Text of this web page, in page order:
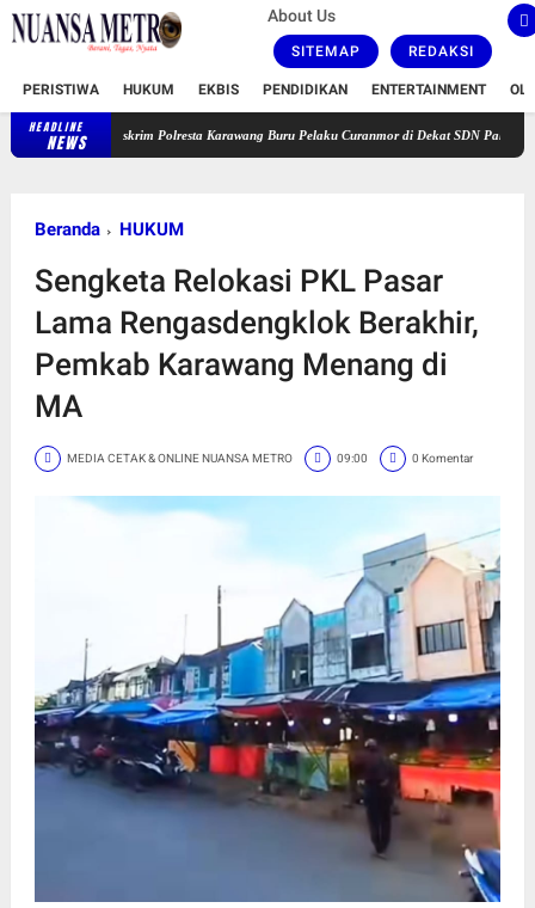
About Us
SITEMAP REDAKSI
PERISTIWA HUKUM EKBIS PENDIDIKAN ENTERTAINMENT
HEADLINE
NEWS
Satreskrim Polresta Karawang Buru Pelaku Curanmor di Dekat SDN Palumbonsari I,
Beranda HUKUM
Sengketa Relokasi PKL Pasar
Lama Rengasdengklok Berakhir,
Pemkab Karawang Menang di
MA
MEDIA CETAK & ONLINE NUANSA METRO 09:00 0 Komentar